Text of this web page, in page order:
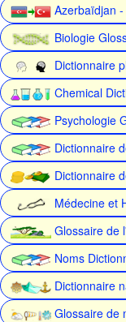
Azerbaïdjan
Biologie
Dictionnaire
Chemical
Psychologie
Dictionnaire
Dictionnaire
Médecine et
Glossaire de
Noms
Dictionnaire
Glossaire de